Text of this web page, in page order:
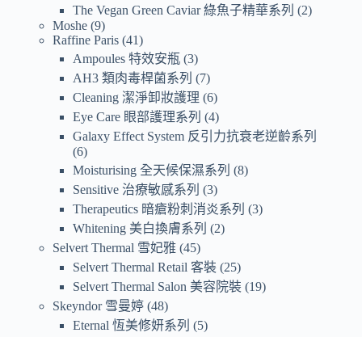
The Vegan Green Caviar 綠魚子精華系列
2
Moshe 9
Raffine Paris 41
Ampoules 特效安瓶 3
AH3 類肉毒桿菌系列
7
Cleaning 潔淨卸妝護理 6
Eye Care 眼部護理系列
4
Galaxy Effect System 反引力抗衰老逆齡系列
6
Moisturising 全天候保濕系列
8
Sensitive 治療敏感系列
3
Therapeutics 暗瘡粉刺消炎系列
3
Whitening 美白換膚系列
2
Selvert Thermal 雪妃雅 45
Selvert Thermal Retail 客裝 25
Selvert Thermal Salon 美容院裝 19
Skeyndor 雪曼婷 48
Eternal 恆美修妍系列
5